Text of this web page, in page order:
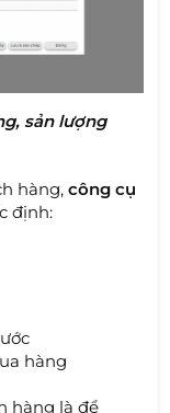
sản lượng
hàng,công cụ
định:
hàng
hàng là để